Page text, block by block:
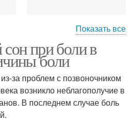
Ноющие боли
Боли в спине
Показать все
при боли в
боли
за проблем с позвоночником
возникло неблагополучие в
В последнем случае боль